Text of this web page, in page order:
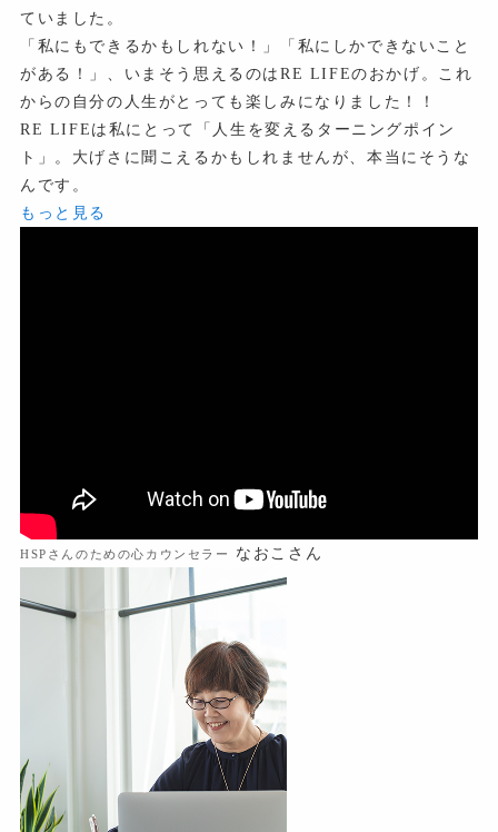
ていました。
「私にもできるかもしれない！」「私にしかできないこと
がある！」、いまそう思えるのはRE LIFEのおかげ。これ
からの自分の人生がとっても楽しみになりました！！
RE LIFEは私にとって「人生を変えるターニングポイン
ト」。大げさに聞こえるかもしれませんが、本当にそうな
んです。
もっと見る
HSPさんのための心カウンセラー なおこさん